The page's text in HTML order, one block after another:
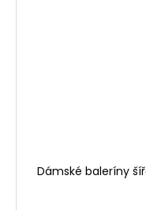
Dámské baleríny